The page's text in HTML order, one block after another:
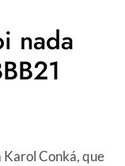
nada
Conká, que